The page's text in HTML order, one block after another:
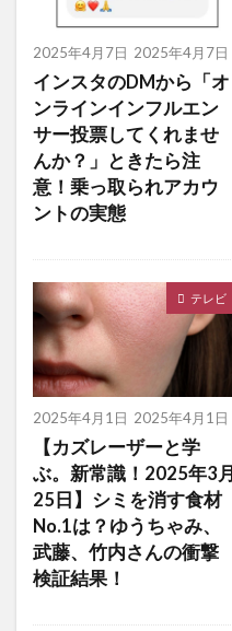
2025年4月7日 2025年4月7日
インスタのDMから「オ
ンラインインフルエン
サー投票してくれませ
んか？」ときたら注
意！乗っ取られアカウ
ントの実態
テレビ
2025年4月1日 2025年4月1日
【カズレーザーと学
ぶ。新常識！2025年3月
25日】シミを消す食材
No.1は？ゆうちゃみ、
武藤、竹内さんの衝撃
検証結果！